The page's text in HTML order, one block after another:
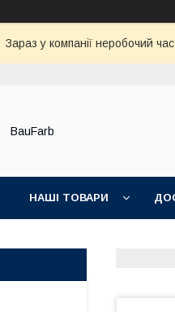
Зараз у компанії неробочий
BauFarb
НАШІ ТОВАРИ